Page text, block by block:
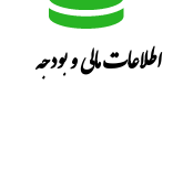
اطلاعات مالی و بودجه